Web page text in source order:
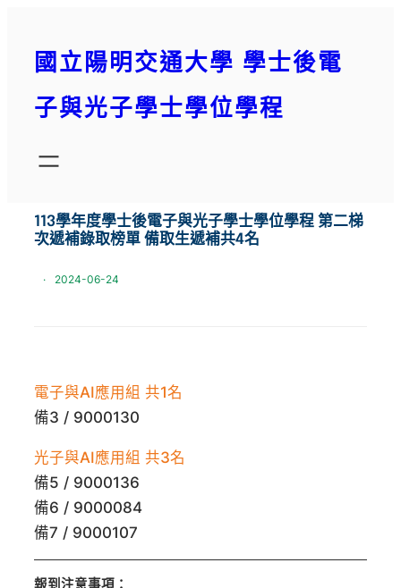
國立陽明交通大學 學士後電
子與光子學士學位學程
113學年度學士後電子與光子學士學位學程 第二梯
次遞補錄取榜單 備取生遞補共4名
· 2024-06-24
電子與AI應用組 共1名
備3 / 9000130
光子與AI應用組 共3名
備5 / 9000136
備6 / 9000084
備7 / 9000107